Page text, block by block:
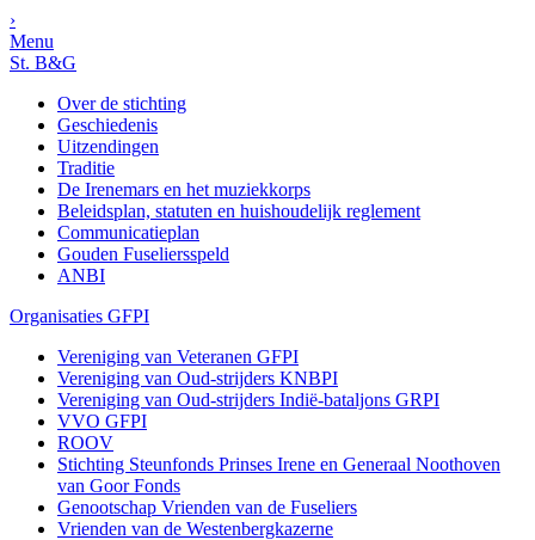
›
Menu
St. B&G
Over de stichting
Geschiedenis
Uitzendingen
Traditie
De Irenemars en het muziekkorps
Beleidsplan, statuten en huishoudelijk reglement
Communicatieplan
Gouden Fuseliersspeld
ANBI
Organisaties GFPI
Vereniging van Veteranen GFPI
Vereniging van Oud-strijders KNBPI
Vereniging van Oud-strijders Indië-bataljons GRPI
VVO GFPI
ROOV
Stichting Steunfonds Prinses Irene en Generaal Noothoven
van Goor Fonds
Genootschap Vrienden van de Fuseliers
Vrienden van de Westenbergkazerne